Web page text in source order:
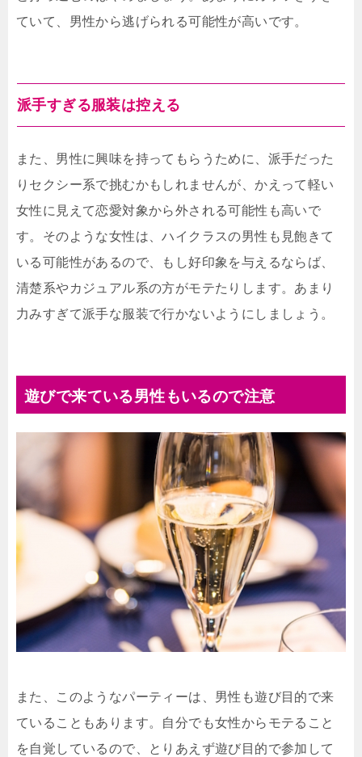
ていて、男性から逃げられる可能性が高いです。
派手すぎる服装は控える
また、男性に興味を持ってもらうために、派手だった
りセクシー系で挑むかもしれませんが、かえって軽い
女性に見えて恋愛対象から外される可能性も高いで
す。そのような女性は、ハイクラスの男性も見飽きて
いる可能性があるので、もし好印象を与えるならば、
清楚系やカジュアル系の方がモテたりします。あまり
力みすぎて派手な服装で行かないようにしましょう。
遊びで来ている男性もいるので注意
また、このようなパーティーは、男性も遊び目的で来
ていることもあります。自分でも女性からモテること
を自覚しているので、とりあえず遊び目的で参加して